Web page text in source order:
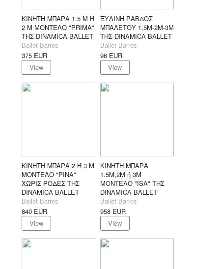
ΚΙΝΗΤΗ ΜΠΑΡΑ 1.5 Μ Ή
2 Μ ΜΟΝΤΕΛΟ "PRIMA"
ΤΗΣ DINAMICA BALLET
Ballet Barres
375 EUR
View
ΞΥΛΙΝΗ ΡΑΒΔΟΣ
ΜΠΑΛΕΤΟΥ 1,5M-2M-3M
ΤΗΣ DINAMICA BALLET
Ballet Barres
96 EUR
View
ΚΙΝΗΤΗ ΜΠΑΡΑ 2 Ή 3 Μ
ΜΟΝΤΕΛΟ "PINA"
ΧΩΡΙΣ ΡΟΔΕΣ ΤΗΣ
DINAMICA BALLET
Ballet Barres
840 EUR
View
ΚΙΝΗΤΗ ΜΠΑΡΑ
1.5Μ,2Μ ή 3Μ
ΜΟΝΤΕΛΟ "ISA" ΤΗΣ
DINAMICA BALLET
Ballet Barres
958 EUR
View